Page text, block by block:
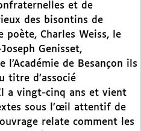
et de
des bisontins de
poète, Charles Weiss, le
Genisset,
l’Académie de Besançon ils
titre d’associé
a vingt-cinq ans et vient
sous l’œil attentif de
relate comment les